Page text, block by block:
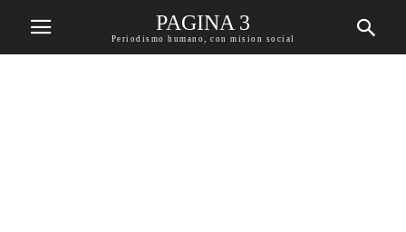
PAGINA 3
Periodismo humano, con mision social